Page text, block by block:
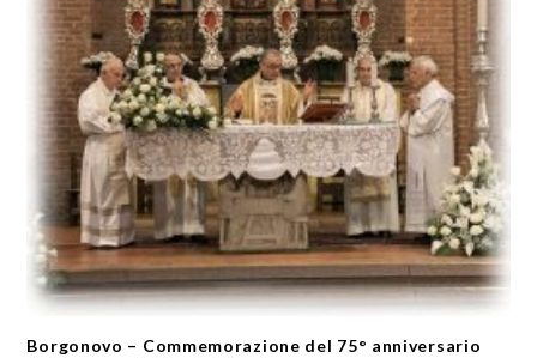
Borgonovo – Commemorazione del 75° anniversario